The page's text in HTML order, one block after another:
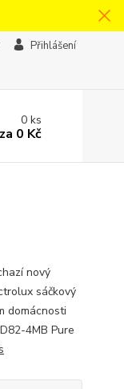
Přihlášení
0ks
za 0 Kč
nový
sáčkový
domácnosti
4MB Pure